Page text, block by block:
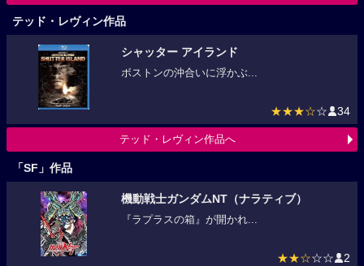
テッド・レヴィン作品
シャッター アイランド
ボストンの沖合いに浮かぶ...
★★★☆☆ 34
テッド・レヴィン作品へ
「SF」作品
機動戦士ガンダムNT（ナラティブ）
『ラプラスの箱』が開かれ...
★★☆☆☆ 2